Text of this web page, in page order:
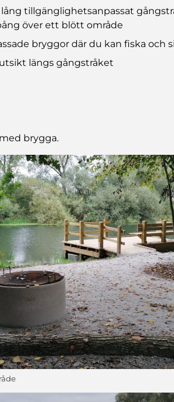
tillgänglighetsanpassat
över ett blött område
bryggor där du kan fiska och
längs gångstråket
brygga.